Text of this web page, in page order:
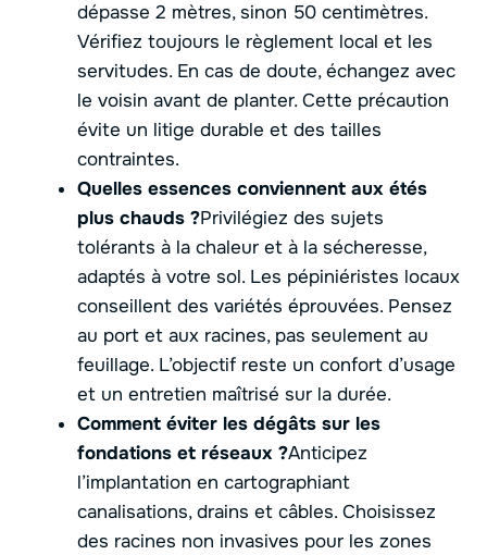
dépasse 2 mètres, sinon 50 centimètres.
Vérifiez toujours le règlement local et les
servitudes. En cas de doute, échangez avec
le voisin avant de planter. Cette précaution
évite un litige durable et des tailles
contraintes.
Quelles essences conviennent aux étés
plus chauds ?Privilégiez des sujets
tolérants à la chaleur et à la sécheresse,
adaptés à votre sol. Les pépiniéristes locaux
conseillent des variétés éprouvées. Pensez
au port et aux racines, pas seulement au
feuillage. L’objectif reste un confort d’usage
et un entretien maîtrisé sur la durée.
Comment éviter les dégâts sur les
fondations et réseaux ?Anticipez
l’implantation en cartographiant
canalisations, drains et câbles. Choisissez
des racines non invasives pour les zones